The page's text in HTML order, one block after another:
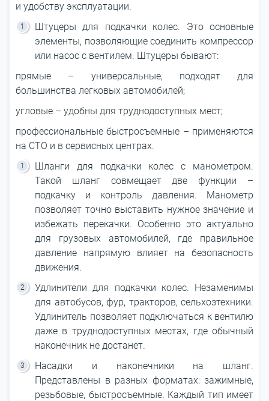
и удобству эксплуатации.
Штуцеры для подкачки колес. Это основные
элементы, позволяющие соединить компрессор
или насос с вентилем. Штуцеры бывают:
прямые – универсальные, подходят для
большинства легковых автомобилей;
угловые – удобны для труднодоступных мест;
профессиональные быстросъемные – применяются
на СТО и в сервисных центрах.
Шланги для подкачки колес с манометром.
Такой шланг совмещает две функции –
подкачку и контроль давления. Манометр
позволяет точно выставить нужное значение и
избежать перекачки. Особенно это актуально
для грузовых автомобилей, где правильное
давление напрямую влияет на безопасность
движения.
Удлинители для подкачки колес. Незаменимы
для автобусов, фур, тракторов, сельхозтехники.
Удлинитель позволяет подключаться к вентилю
даже в труднодоступных местах, где обычный
наконечник не достанет.
Насадки и наконечники на шланг.
Представлены в разных форматах: зажимные,
резьбовые, быстросъемные. Каждый тип имеет